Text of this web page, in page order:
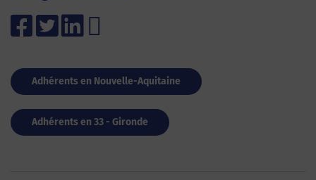
Adhérents en Nouvelle-Aquitaine
Adhérents en 33 - Gironde